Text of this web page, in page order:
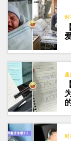
时
趣
时